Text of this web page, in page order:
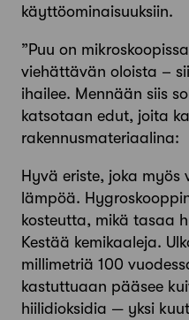
käyttöominaisuuksiin.
”Puu on
viehättävän oloista –
ihailee. Mennään siis
katsotaan edut, joita
rakennusmateriaalina:
Hyvä eriste, joka myös
lämpöä.
kosteutta, mikä tasaa
Kestää kemikaaleja.
millimetriä 100
kastuttuaan pääsee
hiilidioksidia — yksi